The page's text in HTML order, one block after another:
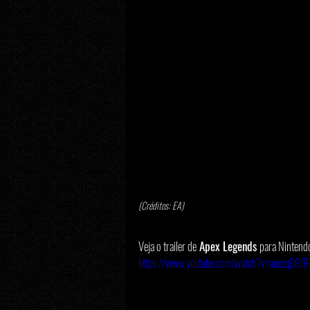
(Créditos: EA)
Veja o trailer deApex Legends para
https://www.youtube.com/